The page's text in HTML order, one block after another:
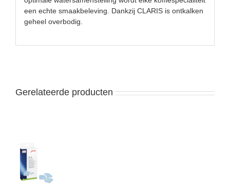
een echte smaakbeleving. Dankzij CLARIS is ontkalken
geheel overbodig.
Gerelateerde producten